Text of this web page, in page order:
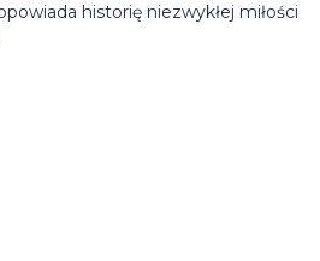
historię niezwykłej miłości